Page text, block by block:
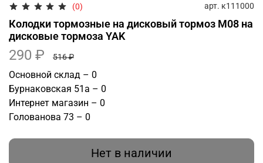
(0) арт. к111000
Колодки тормозные на дисковый тормоз M08 на
дисковые тормоза YAK
290 ₽ 516 ₽
Основной склад – 0
Бурнаковская 51а – 0
Интернет магазин – 0
Голованова 73 – 0
Нет в наличии